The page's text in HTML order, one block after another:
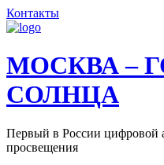
Контакты
МОСКВА –
СОЛНЦА
Первый в России цифровой
просвещения